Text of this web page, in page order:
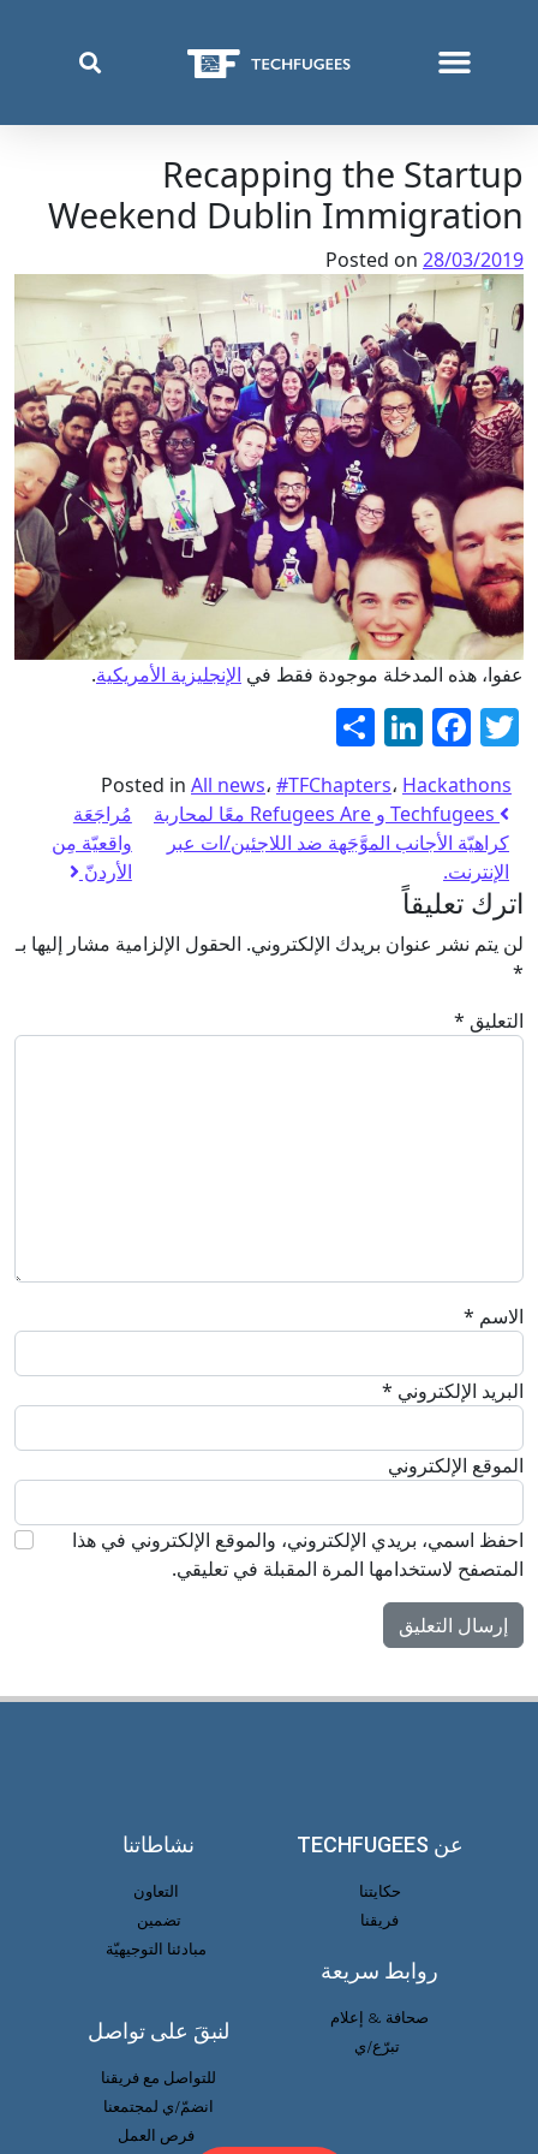
Recapping the Startup
Weekend Dublin Immigration
Posted on 28/03/2019
عفوا، هذه المدخلة موجودة فقط في الإنجليزية الأمريكية.
Twitter
Facebook
LinkedIn
Posted in All news، #TFChapters، Hackathons
Techfugees و Refugees Are معًا لمحاربة
كراهيّة الأجانب الموَّجَهة ضد اللاجئين/ات عبر
الإنترنت.
مُراجَعَة
واقعيّة مِن
الأردنّ
اترك تعليقاً
لن يتم نشر عنوان بريدك الإلكتروني. الحقول الإلزامية مشار إليها بـ
*
التعليق *
الاسم *
البريد الإلكتروني *
الموقع الإلكتروني
احفظ اسمي، بريدي الإلكتروني، والموقع الإلكتروني في هذا
المتصفح لاستخدامها المرة المقبلة في تعليقي.
عن TECHFUGEES
حكايتنا
فريقنا
نشاطاتنا
التعاون
تضمين
مبادئنا التوجيهيّة
روابط سريعة
صحافة & إعلام
تبرّع/ي
لنبقَ على تواصل
للتواصل مع فريقنا
انضمّ/ي لمجتمعنا
فرص العمل